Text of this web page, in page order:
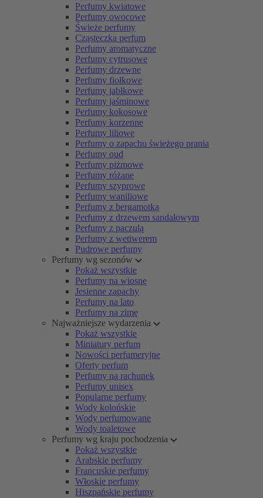
Perfumy kwiatowe
Perfumy owocowe
Świeże perfumy
Cząsteczka perfum
Perfumy aromatyczne
Perfumy cytrusowe
Perfumy drzewne
Perfumy fiołkowe
Perfumy jabłkowe
Perfumy jaśminowe
Perfumy kokosowe
Perfumy korzenne
Perfumy liliowe
Perfumy o zapachu świeżego prania
Perfumy oud
Perfumy piżmowe
Perfumy różane
Perfumy szyprowe
Perfumy waniliowe
Perfumy z bergamotką
Perfumy z drzewem sandałowym
Perfumy z paczulą
Perfumy z wetiwerem
Pudrowe perfumy
Perfumy wg sezonów
Pokaż wszystkie
Perfumy na wiosnę
Jesienne zapachy
Perfumy na lato
Perfumy na zimę
Najważniejsze wydarzenia
Pokaż wszystkie
Miniatury perfum
Nowości perfumeryjne
Oferty perfum
Perfumy na rachunek
Perfumy unisex
Popularne perfumy
Wody kolońskie
Wody perfumowane
Wody toaletowe
Perfumy wg kraju pochodzenia
Pokaż wszystkie
Arabskie perfumy
Francuskie perfumy
Włoskie perfumy
Hiszpańskie perfumy